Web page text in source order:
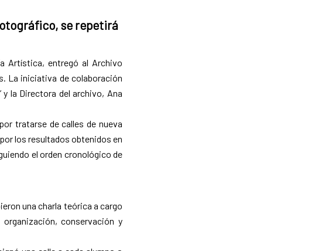
se repetirá
Artística, entregó al Archivo
La iniciativa de colaboración
la Directora del archivo, Ana
tratarse de calles de nueva
los resultados obtenidos en
el orden cronológico de
una charla teórica a cargo
conservación y